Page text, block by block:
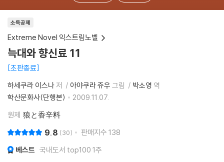
소득공제
Extreme Novel 익스트림노벨
늑대와 향신료 11
초판종료
하세쿠라 이스나저 아야쿠라 쥬우 그림 박소영 역
학산문화사(단행본)
2009.11.07.
원제 狼と香辛料
9.8 30 판매지수 138
베스트 국내도서 top100 1주